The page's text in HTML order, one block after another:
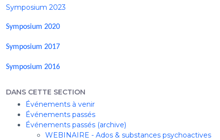
Symposium 2023
Symposium 2020
Symposium 2017
Symposium 2016
DANS CETTE SECTION
Événements à venir
Événements passés
Événements passés (archive)
WEBINAIRE - Ados & substances psychoactives